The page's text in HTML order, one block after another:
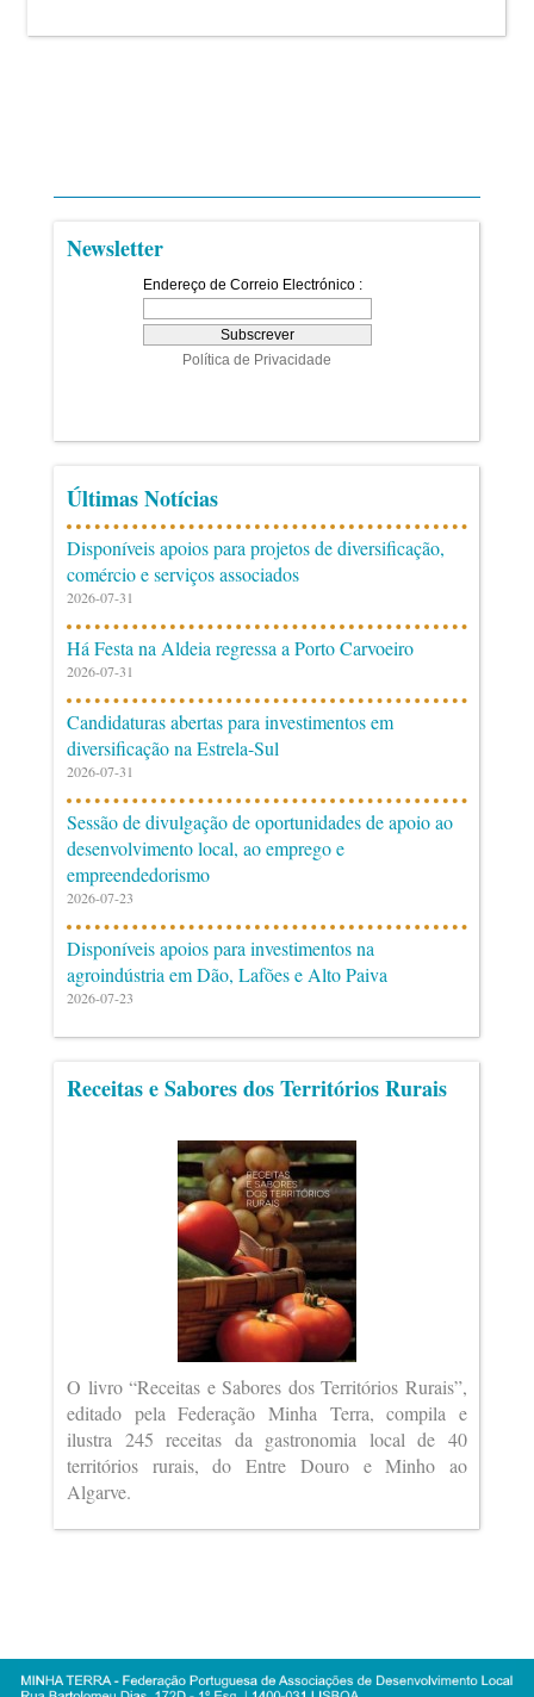
Newsletter
Últimas Notícias
Disponíveis apoios para projetos de diversificação,
comércio e serviços associados
2026-07-31
Há Festa na Aldeia regressa a Porto Carvoeiro
2026-07-31
Candidaturas abertas para investimentos em
diversificação na Estrela-Sul
2026-07-31
Sessão de divulgação de oportunidades de apoio ao
desenvolvimento local, ao emprego e
empreendedorismo
2026-07-23
Disponíveis apoios para investimentos na
agroindústria em Dão, Lafões e Alto Paiva
2026-07-23
Receitas e Sabores dos Territórios Rurais
O livro “Receitas e Sabores dos Territórios Rurais”,
editado pela Federação Minha Terra, compila e
ilustra 245 receitas da gastronomia local de 40
territórios rurais, do Entre Douro e Minho ao
Algarve.